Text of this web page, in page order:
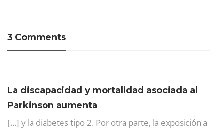
3 Comments
La discapacidad y mortalidad asociada al
Parkinson aumenta
[…] y la diabetes tipo 2. Por otra parte, la exposición a